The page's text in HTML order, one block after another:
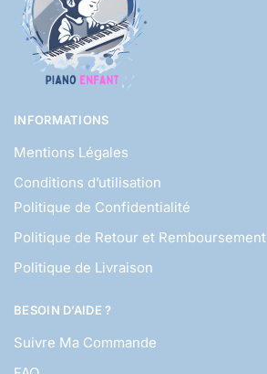
INFORMATIONS
Mentions Légales
Conditions d’utilisation
Politique de Confidentialité
Politique de Retour et Remboursement
Politique de Livraison
BESOIN D’AIDE ?
Suivre Ma Commande